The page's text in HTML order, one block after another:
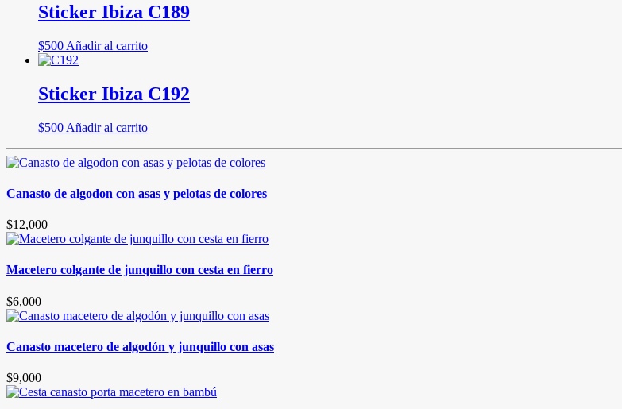
Sticker Ibiza C189
$500 Añadir al carrito
Sticker Ibiza C192
$500 Añadir al carrito
Canasto de algodon con asas y pelotas de colores
$12,000
Macetero colgante de junquillo con cesta en fierro
$6,000
Canasto macetero de algodón y junquillo con asas
$9,000